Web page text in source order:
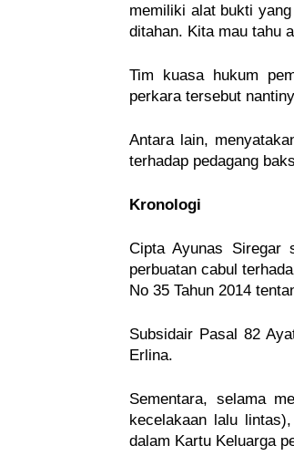
memiliki alat bukti
ditahan. Kita mau tahu
Tim kuasa hukum
perkara tersebut
Antara lain,
terhadap pedagang
Kronologi
Cipta Ayunas Siregar
perbuatan cabul
No 35 Tahun 2014
Subsidair Pasal 82
Erlina.
Sementara, selama
kecelakaan lalu
dalam Kartu Keluarga